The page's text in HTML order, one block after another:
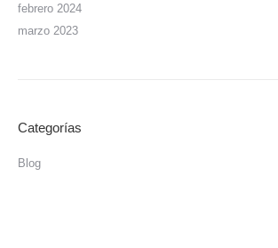
febrero 2024
marzo 2023
Categorías
Blog